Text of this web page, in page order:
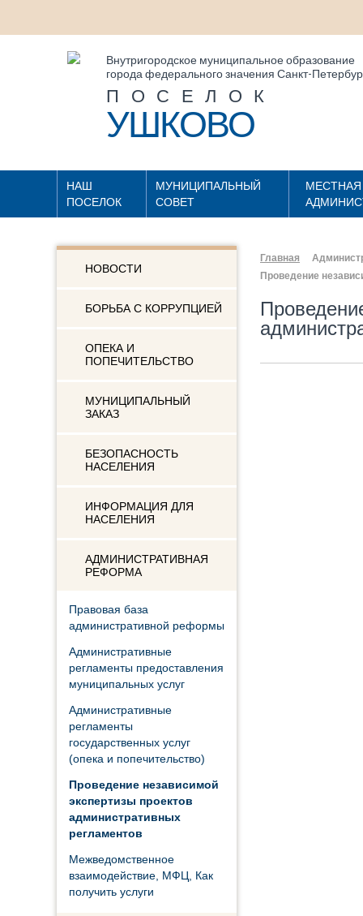
Внутригородское муниципальное образование
города федерального значения Санкт-
ПОСЕЛОК
УШКОВО
НАШ
ПОСЕЛОК
МУНИЦИПАЛЬНЫЙ
СОВЕТ
МЕСТНАЯ
НОВОСТИ
БОРЬБА С КОРРУПЦИЕЙ
ОПЕКА И
ПОПЕЧИТЕЛЬСТВО
МУНИЦИПАЛЬНЫЙ
ЗАКАЗ
БЕЗОПАСНОСТЬ
НАСЕЛЕНИЯ
ИНФОРМАЦИЯ ДЛЯ
НАСЕЛЕНИЯ
АДМИНИСТРАТИВНАЯ
РЕФОРМА
Правовая база
административной реформы
Административные
регламенты предоставления
муниципальных услуг
Административные
регламенты
государственных услуг
(опека и попечительство)
Проведение независимой
экспертизы проектов
административных
регламентов
Межведомственное
взаимодействие, МФЦ, Как
получить услуги
Главная
Проведение